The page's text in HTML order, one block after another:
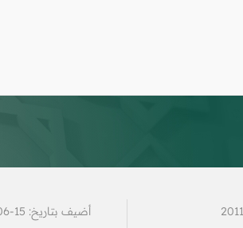
أضيف بتاريخ: 15-06-2011